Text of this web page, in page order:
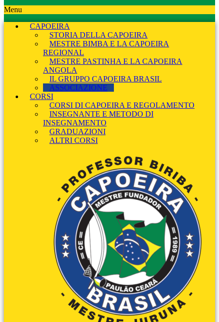
Menu
CAPOEIRA
STORIA DELLA CAPOEIRA
MESTRE BIMBA E LA CAPOEIRA
REGIONAL
MESTRE PASTINHA E LA CAPOEIRA
ANGOLA
IL GRUPPO CAPOEIRA BRASIL
ASSOCIAZIONE
CORSI
CORSI DI CAPOEIRA E REGOLAMENTO
INSEGNANTE E METODO DI
INSEGNAMENTO
GRADUAZIONI
ALTRI CORSI